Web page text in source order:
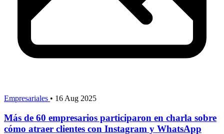
Empresariales • 16 Aug 2025
Más de 60 empresarios participaron en charla sobre
cómo atraer clientes con Instagram y WhatsApp